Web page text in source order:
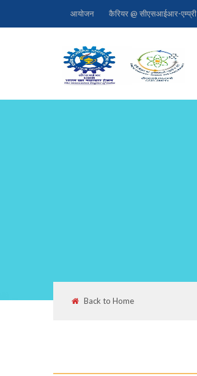
आयोजन कैरियर @ सीएसआईआर-एम्प्री
Back to Home